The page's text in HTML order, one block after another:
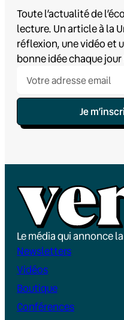
Toute l’actualité de
lecture. Un article à la
réflexion, une vidéo et
bonne idée chaque jour
Je
Le média qui annonce
Newsletters
Vidéos
Boutique
Conférences